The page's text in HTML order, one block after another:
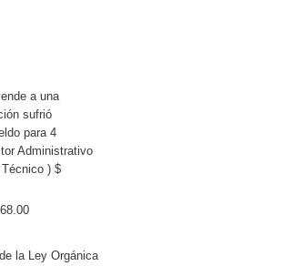
a una
sufrió
para 4
Administrativo
) $
la Ley Orgánica